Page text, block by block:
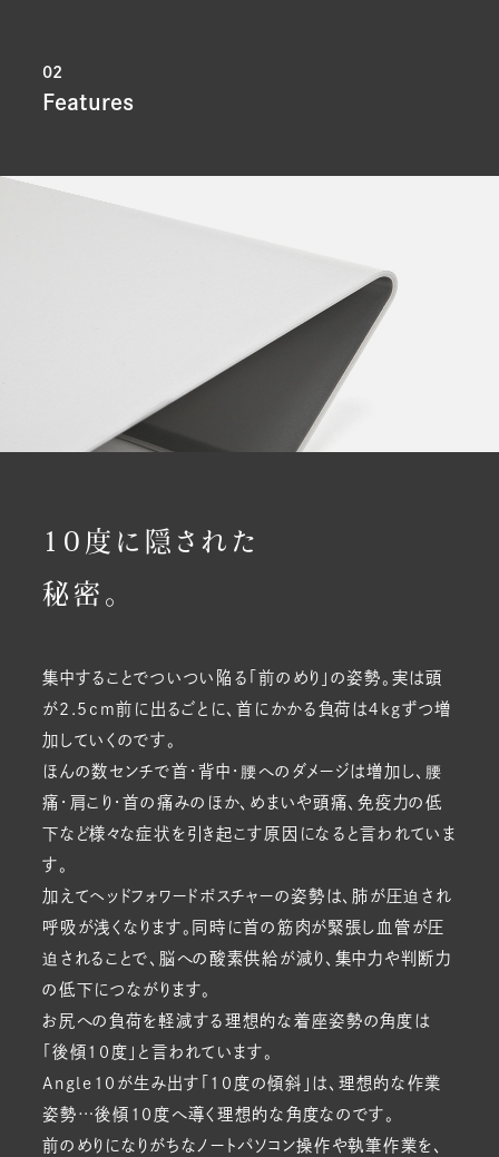
02
Features
10度に隠された
秘密。
集中することでついつい陥る「前のめり」の姿勢。実は頭
が2.5cm前に出るごとに、首にかかる負荷は４kgずつ増
加していくのです。
ほんの数センチで首・背中・腰へのダメージは増加し、腰
痛・肩こり・首の痛みのほか、めまいや頭痛、免疫力の低
下など様々な症状を引き起こす原因になると言われていま
す。
加えてヘッドフォワードポスチャーの姿勢は、肺が圧迫され
呼吸が浅くなります。同時に首の筋肉が緊張し血管が圧
迫されることで、脳への酸素供給が減り、集中力や判断力
の低下につながります。
お尻への負荷を軽減する理想的な着座姿勢の角度は
「後傾10度」と言われています。
Angle10が生み出す「10度の傾斜」は、理想的な作業
姿勢…後傾10度へ導く理想的な角度なのです。
前のめりになりがちなノートパソコン操作や執筆作業を、